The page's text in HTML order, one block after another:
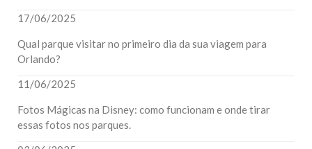
17/06/2025
Qual parque visitar no primeiro dia da sua viagem para
Orlando?
11/06/2025
Fotos Mágicas na Disney: como funcionam e onde tirar
essas fotos nos parques.